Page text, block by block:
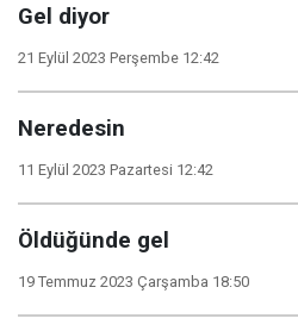
Gel diyor
21 Eylül 2023 Perşembe 12:42
Neredesin
11 Eylül 2023 Pazartesi 12:42
Öldüğünde gel
19 Temmuz 2023 Çarşamba 18:50